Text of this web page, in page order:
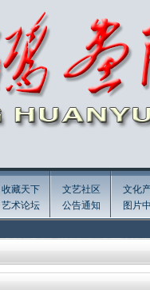
收藏天下
艺术论坛
文艺社区
公告通知
文化
图片